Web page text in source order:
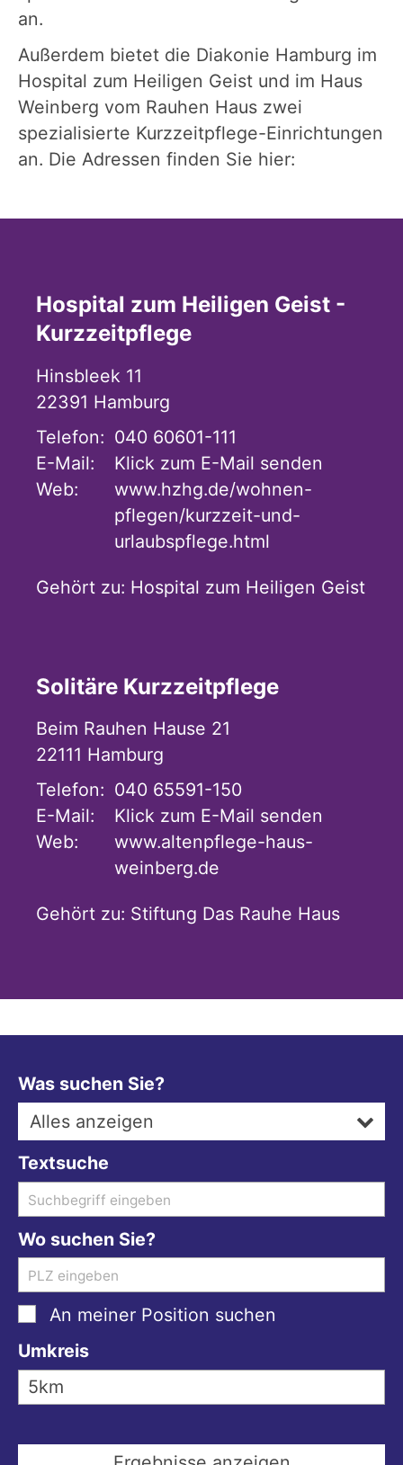
an.
Außerdem bietet die Diakonie Hamburg im
Hospital zum Heiligen Geist und im Haus
Weinberg vom Rauhen Haus zwei
spezialisierte Kurzzeitpflege-Einrichtungen
an. Die Adressen finden Sie hier:
Hospital zum Heiligen Geist -
Kurzzeitpflege
Hinsbleek 11
22391 Hamburg
Telefon: 040 60601-111
E-Mail:
Klick zum E-Mail senden
Web:
www.hzhg.de/wohnen-
pflegen/kurzzeit-und-
urlaubspflege.html
Gehört zu: Hospital zum Heiligen Geist
Solitäre Kurzzeitpflege
Beim Rauhen Hause 21
22111 Hamburg
Telefon: 040 65591-150
E-Mail:
Klick zum E-Mail senden
Web:
www.altenpflege-haus-
weinberg.de
Gehört zu: Stiftung Das Rauhe Haus
Was suchen Sie?
Alles anzeigen
Textsuche
Wo suchen Sie?
An meiner Position suchen
Umkreis